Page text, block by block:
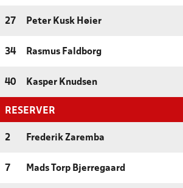
27 Peter Kusk Høier
34 Rasmus Faldborg
40 Kasper Knudsen
RESERVER
2 Frederik Zaremba
7 Mads Torp Bjerregaard